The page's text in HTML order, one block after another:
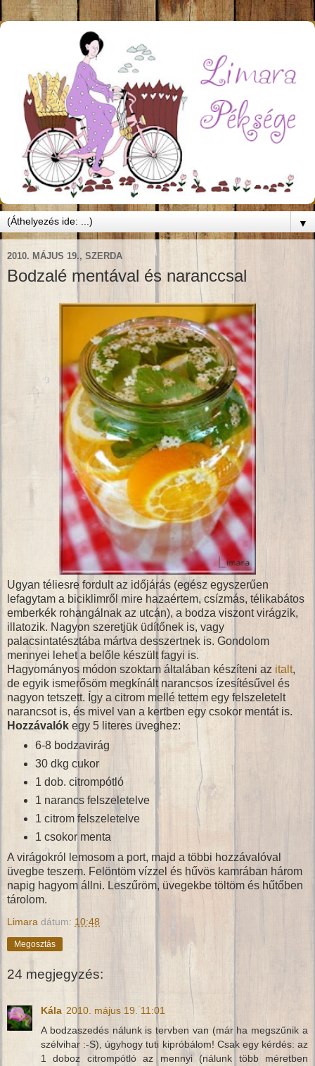
▼
2010. MÁJUS 19., SZERDA
Bodzalé mentával és naranccsal
Ugyan téliesre fordult az időjárás (egész egyszerűen
lefagytam a biciklimről mire hazaértem, csízmás, télikabátos
emberkék rohangálnak az utcán), a bodza viszont virágzik,
illatozik. Nagyon szeretjük üdítőnek is, vagy
palacsintatésztába mártva desszertnek is. Gondolom
mennyei lehet a belőle készült fagyi is.
Hagyományos módon szoktam általában készíteni az italt,
de egyik ismerősöm megkínált narancsos ízesítésűvel és
nagyon tetszett. Így a citrom mellé tettem egy felszeletelt
narancsot is, és mivel van a kertben egy csokor mentát is.
Hozzávalók egy 5 literes üveghez:
6-8 bodzavirág
30 dkg cukor
1 dob. citrompótló
1 narancs felszeletelve
1 citrom felszeletelve
1 csokor menta
A virágokról lemosom a port, majd a többi hozzávalóval
üvegbe teszem. Felöntöm vízzel és hűvös kamrában három
napig hagyom állni. Leszűröm, üvegekbe töltöm és hűtőben
tárolom.
Limara dátum: 10:48
Megosztás
24 megjegyzés:
Kála 2010. május 19. 11:01
A bodzaszedés nálunk is tervben van (már ha megszűnik a
szélvihar :-S), úgyhogy tuti kipróbálom! Csak egy kérdés: az
1 doboz citrompótló az mennyi (nálunk több méretben